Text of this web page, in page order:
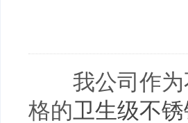
我公司作为
格的卫生级不